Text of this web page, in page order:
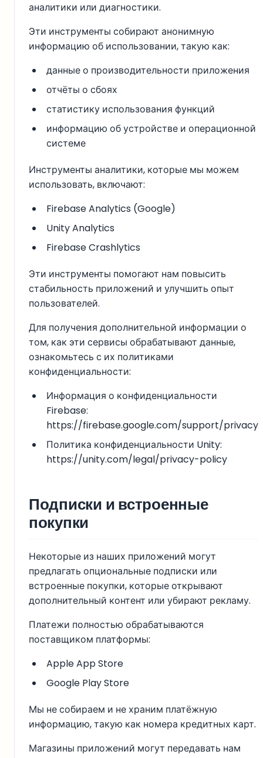
аналитики или диагностики.
Эти инструменты собирают анонимную
информацию об использовании, такую как:
данные о производительности приложения
отчёты о сбоях
статистику использования функций
информацию об устройстве и операционной
системе
Инструменты аналитики, которые мы можем
использовать, включают:
Firebase Analytics (Google)
Unity Analytics
Firebase Crashlytics
Эти инструменты помогают нам повысить
стабильность приложений и улучшить опыт
пользователей.
Для получения дополнительной информации о
том, как эти сервисы обрабатывают данные,
ознакомьтесь с их политиками
конфиденциальности:
Информация о конфиденциальности
Firebase:
https://firebase.google.com/support/privacy
Политика конфиденциальности Unity:
https://unity.com/legal/privacy-policy
Подписки и встроенные
покупки
Некоторые из наших приложений могут
предлагать опциональные подписки или
встроенные покупки, которые открывают
дополнительный контент или убирают рекламу.
Платежи полностью обрабатываются
поставщиком платформы:
Apple App Store
Google Play Store
Мы не собираем и не храним платёжную
информацию, такую как номера кредитных карт.
Магазины приложений могут передавать нам